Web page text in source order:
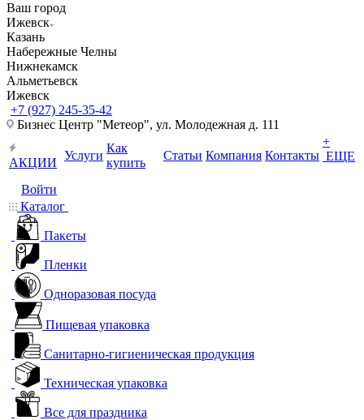
Ваш город
Ижевск
Казань
Набережные Челны
Нижнекамск
Альметьевск
Ижевск
+7 (927) 245-35-42
Бизнес Центр "Метеор", ул. Молодежная д. 111
АКЦИИ
Услуги
Как
купить
Статьи Компания Контакты
+
ЕЩЕ
Войти
Каталог
Пакеты
Пленки
Одноразовая посуда
Пищевая упаковка
Санитарно-гигиеническая продукция
Техническая упаковка
Все для праздника